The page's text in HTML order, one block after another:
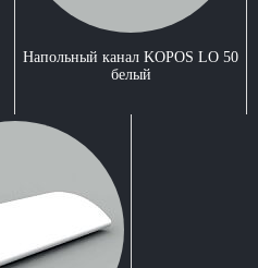
Напольный канал KOPOS LO 50
белый